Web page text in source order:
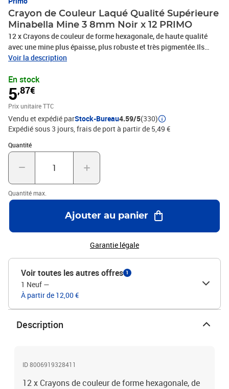
Crayon de Couleur Laqué Qualité Supérieure
Minabella Mine 3 8mm Noir x 12 PRIMO
12 x Crayons de couleur de forme hexagonale, de haute qualité
avec une mine plus épaisse, plus robuste et très pigmentée.Ils
offrent des tonalités lumineuses, tendres et vives qui durent
obtenir des effets délicats de clair-obscur.Adaptés à toutes les
sortes de papier et faciles à tailler, PHOTOS NON
CONTRACTUELLES
Voir la description
En stock
5,87€
Prix unitaire TTC
Vendu et expédié parStock-Bureau4.59/5(330)
Expédié sous 3 jours, frais de port à partir de 5,49 €
Quantité
Quantité : 1
Quantité max.
Ajouter au panier
Garantie légale
Voir toutes les autres offres 1
1 Neuf —
À partir de 12,00 €
Description
ID 8006919328411
12 x Crayons de couleur de forme hexagonale, de